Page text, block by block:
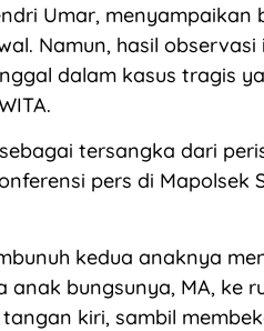
Umar, menyampaikan
Namun, hasil
dalam kasus tragis
tersangka dari
pers di Mapolsek
kedua anaknya
bungsunya, MA, ke
kiri, sambil